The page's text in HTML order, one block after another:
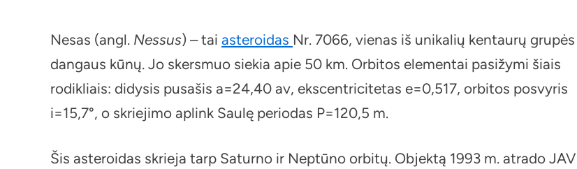
Nesas (angl. Nessus) – tai asteroidas Nr. 7066, vienas iš unikalių kentaurų grupės
dangaus kūnų. Jo skersmuo siekia apie 50 km. Orbitos elementai pasižymi šiais
rodikliais: didysis pusašis a=24,40 av, ekscentricitetas e=0,517, orbitos posvyris
i=15,7°, o skriejimo aplink Saulę periodas P=120,5 m.
Šis asteroidas skrieja tarp Saturno ir Neptūno orbitų. Objektą 1993 m. atrado JAV